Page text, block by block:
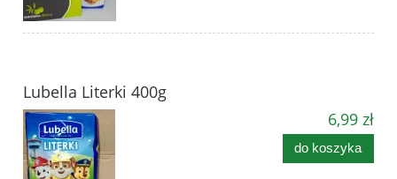
Lubella Literki 400g
6,99 zł
do koszyka